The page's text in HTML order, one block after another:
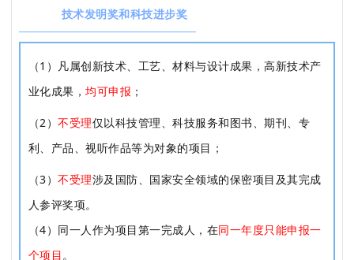
技术发明奖和科技进步奖
（1）凡属创新技术、工艺、材料与设计成果，高新技术产
业化成果，均可申报 ；
（2）不受理仅以科技管理、科技服务和图书、期刊、专
利、产品、视听作品等为对象的项目；
（3）不受理涉及国防、国家安全领域的保密项目及其完成
人参评奖项。
（4）同一人作为项目第一完成人，在同一年度只能申报一
个项目 。